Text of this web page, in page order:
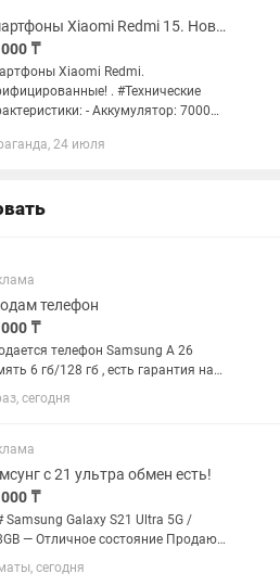
Смартфоны Xiaomi Redmi 15. Новые, оригинал. Гарантия 1 год. Караганда
₸
Xiaomi Redmi.
. #Технические
- Аккумулятор: 7000
- Частота обновления: до
24 июля
телефон
₸
телефон Samsung A 26
6 гб/128 гб , есть гарантия на
в подарок стекло и чехол. 85000 тг
сегодня
с 21 ультра обмен есть!
₸
Samsung Galaxy S21 Ultra 5G /
— Отличное состояние Продаю
меняю мощный флагман Samsung
S21 Ultra с объемом памяти 128
сегодня